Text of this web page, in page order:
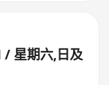
星期六,日及